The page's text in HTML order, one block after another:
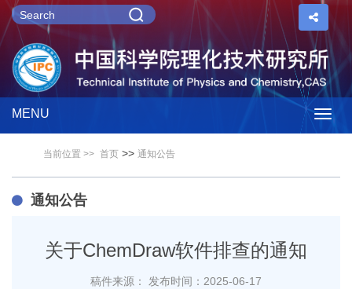
MENU
当前位置 >> 首页 >> 通知公告
通知公告
关于ChemDraw软件排查的通知
稿件来源： 发布时间：2025-06-17